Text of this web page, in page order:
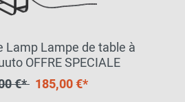
Lamp Lampe de table à
OFFRE SPECIALE
€* 185,00 €*